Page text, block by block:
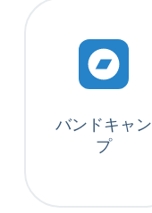
バンドキャン
プ